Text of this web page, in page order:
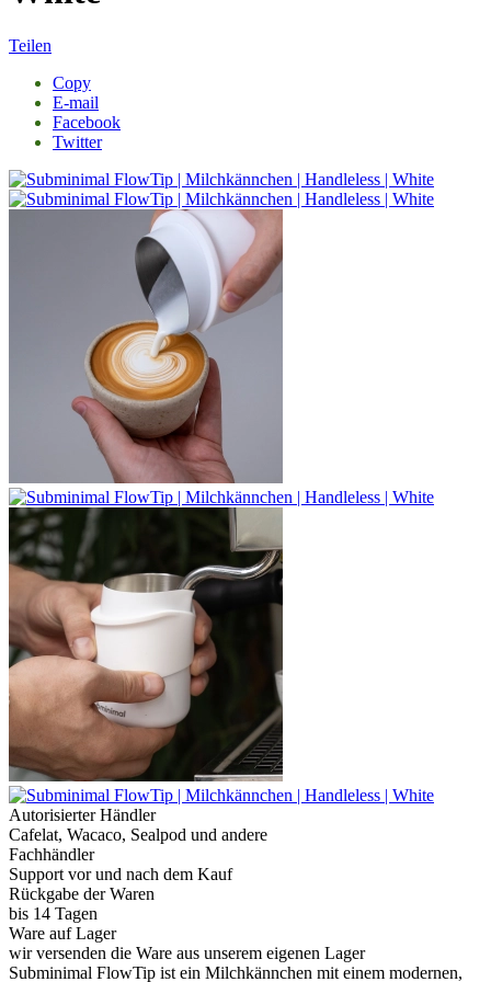
Teilen
Copy
E-mail
Facebook
Twitter
Autorisierter Händler
Cafelat, Wacaco, Sealpod und andere
Fachhändler
Support vor und nach dem Kauf
Rückgabe der Waren
bis 14 Tagen
Ware auf Lager
wir versenden die Ware aus unserem eigenen Lager
Subminimal FlowTip ist ein Milchkännchen mit einem modernen,